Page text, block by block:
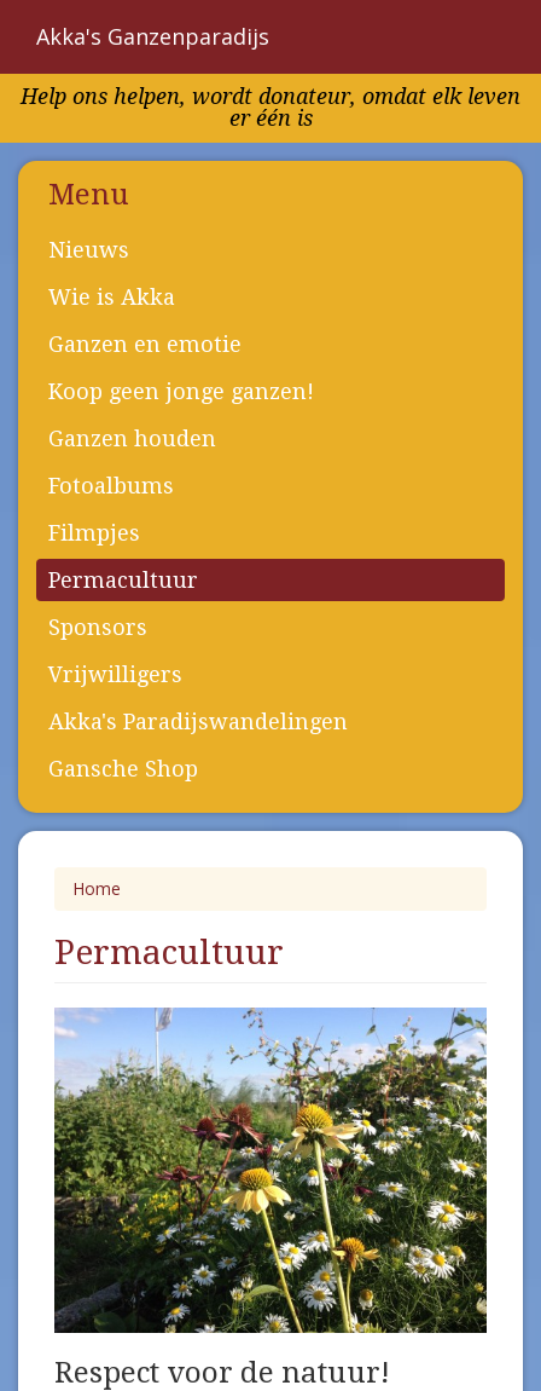
Overslaan
inhoud
Akka's Ganzenparadijs
Help ons helpen, wordt donateur, omdat elk leven
er één is
Menu
Nieuws
Wie is Akka
Ganzen en emotie
Koop geen jonge ganzen!
Ganzen houden
Fotoalbums
Filmpjes
Permacultuur
Sponsors
Vrijwilligers
Akka's Paradijswandelingen
Gansche Shop
Home
Permacultuur
Respect voor de natuur!